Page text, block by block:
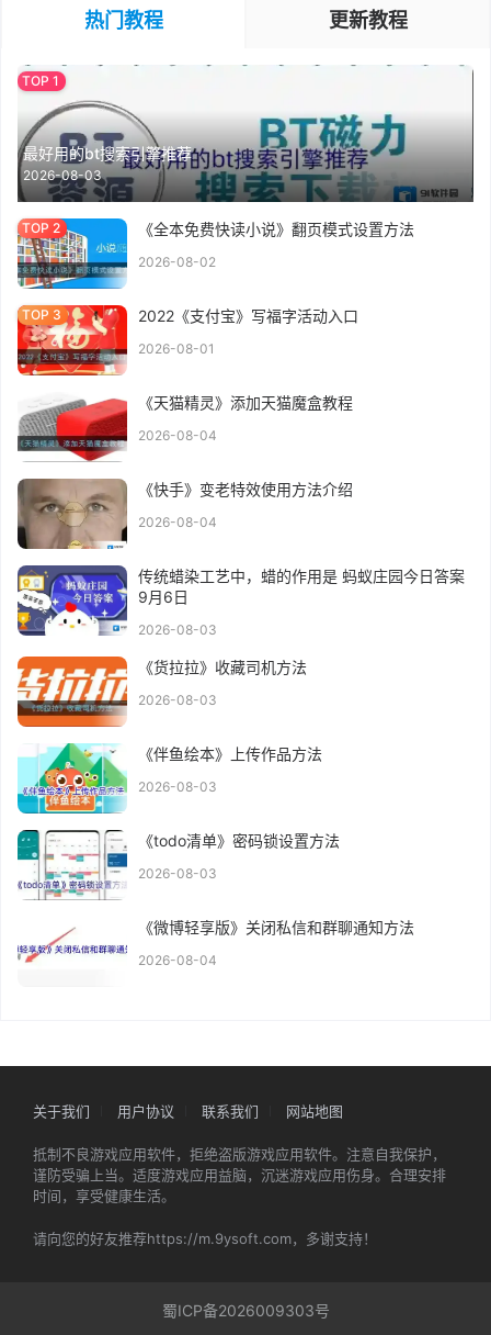
热门教程 更新教程
最好用的bt搜索引擎推荐
2026-08-03
《全本免费快读小说》翻页模式设置方法
2026-08-02
2022《支付宝》写福字活动入口
2026-08-01
《天猫精灵》添加天猫魔盒教程
2026-08-04
《快手》变老特效使用方法介绍
2026-08-04
传统蜡染工艺中，蜡的作用是 蚂蚁庄园今日答案
9月6日
2026-08-03
《货拉拉》收藏司机方法
2026-08-03
《伴鱼绘本》上传作品方法
2026-08-03
《todo清单》密码锁设置方法
2026-08-03
《微博轻享版》关闭私信和群聊通知方法
2026-08-04
关于我们 用户协议 联系我们 网站地图
抵制不良游戏应用软件，拒绝盗版游戏应用软件。注意自我保护，
谨防受骗上当。适度游戏应用益脑，沉迷游戏应用伤身。合理安排
时间，享受健康生活。
请向您的好友推荐https://m.9ysoft.com，多谢支持！
蜀ICP备2026009303号